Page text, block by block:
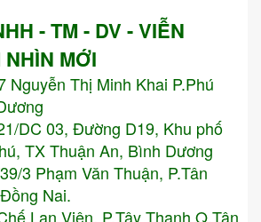
- TM - DV - VIỄN
MỚI
Nguyễn Thị Minh Khai P.Phú
DC 03, Đường D19, Khu phố
TX Thuận An, Bình Dương
3 Phạm Văn Thuận, P.Tân
Nai.
Lan Viên, P.Tây Thạnh Q.Tân